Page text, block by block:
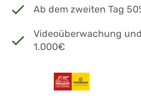
Ab dem zweiten Tag
Videoüberwachung
1.000€